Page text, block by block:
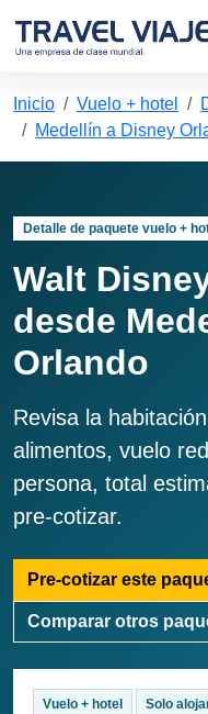
Inicio Vuelo + hotel
Medellín a Disney
Detalle de paquete vuelo +
Walt
desde
Orlando
Revisa la
alimentos, vuelo
persona, total
pre-cotizar.
Pre-cotizar este
Comparar otros
Vuelo + hotel Solo